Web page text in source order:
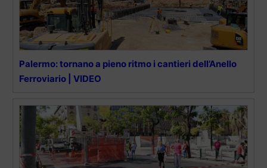
Palermo: tornano a pieno ritmo i cantieri dell’Anello
Ferroviario | VIDEO